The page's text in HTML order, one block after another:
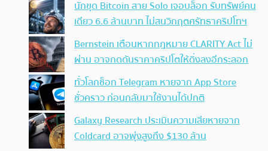
นักขุด Bitcoin สาย Solo เจอบล็อก รับทรัพย์คน
เดียว 6.6 ล้านบาท ไม่สนวิกฤตศรัทธาคริปโทฯ
Bernstein เตือนหากกฎหมาย CLARITY Act ไม่
ผ่าน อาจกดดันราคาคริปโตให้ดิ่งลงอีกระลอก
ทั่วโลกช็อก Telegram หายจาก App Store
ชั่วคราว ก่อนกลับมาใช้งานได้ปกติ
Galaxy Research ประเมินความเสียหายจาก
Coldcard อาจพุ่งสูงถึง $130 ล้าน